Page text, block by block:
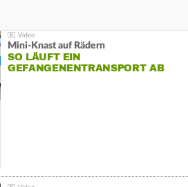
Mini-Knast auf Rädern
SO LÄUFT EIN
GEFANGENENTRANSPORT AB